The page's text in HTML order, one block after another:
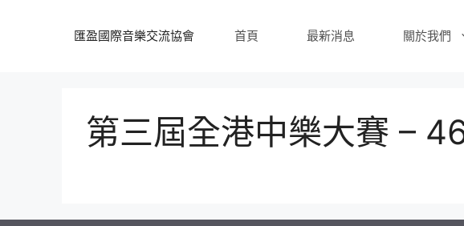
匯盈國際音樂交流協會 首頁 最新消息 關於我們
第三屆全港中樂大賽 –